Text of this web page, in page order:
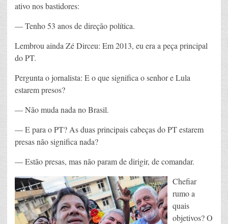
ativo nos bastidores:
— Tenho 53 anos de direção política.
Lembrou ainda Zé Dirceu: Em 2013, eu era a peça principal
do PT.
Pergunta o jornalista: E o que significa o senhor e Lula
estarem presos?
— Não muda nada no Brasil.
— E para o PT? As duas principais cabeças do PT estarem
presas não significa nada?
— Estão presas, mas não param de dirigir, de comandar.
Chefiar
rumo a
quais
objetivos? O